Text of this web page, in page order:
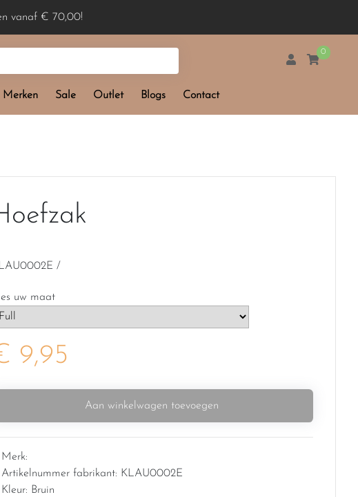
vanaf € 70,00!
0
Merken Sale Outlet Blogs Contact
/
uw maat
9,95
Aan winkelwagen toevoegen
Merk:
Artikelnummer fabrikant: KLAU0002E
Kleur: Bruin